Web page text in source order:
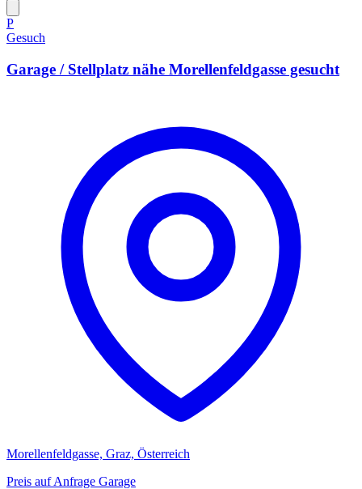
P
Gesuch
Garage / Stellplatz nähe Morellenfeldgasse gesucht
Morellenfeldgasse, Graz, Österreich
Preis auf Anfrage Garage